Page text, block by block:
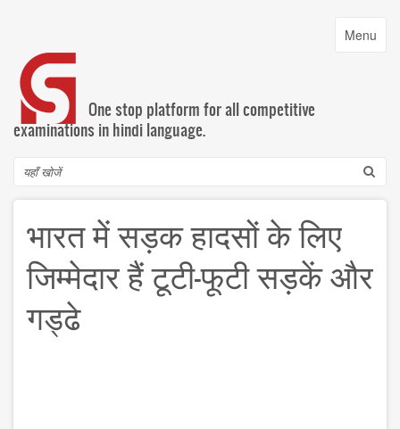
content
Toggle
Menu
One stop platform for all competitive
examinations in hindi language.
Search
भारत में सड़क हादसों के लिए
जिम्मेदार हैं टूटी-फूटी सड़कें और
गड्ढे